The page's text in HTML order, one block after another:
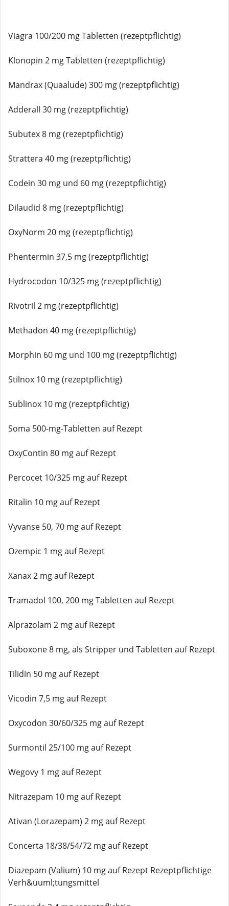
Viagra 100/200 mg Tabletten (rezeptpflichtig)
Klonopin 2 mg Tabletten (rezeptpflichtig)
Mandrax (Quaalude) 300 mg (rezeptpflichtig)
Adderall 30 mg (rezeptpflichtig)
Subutex 8 mg (rezeptpflichtig)
Strattera 40 mg (rezeptpflichtig)
Codein 30 mg und 60 mg (rezeptpflichtig)
Dilaudid 8 mg (rezeptpflichtig)
OxyNorm 20 mg (rezeptpflichtig)
Phentermin 37,5 mg (rezeptpflichtig)
Hydrocodon 10/325 mg (rezeptpflichtig)
Rivotril 2 mg (rezeptpflichtig)
Methadon 40 mg (rezeptpflichtig)
Morphin 60 mg und 100 mg (rezeptpflichtig)
Stilnox 10 mg (rezeptpflichtig)
Sublinox 10 mg (rezeptpflichtig)
Soma 500-mg-Tabletten auf Rezept
OxyContin 80 mg auf Rezept
Percocet 10/325 mg auf Rezept
Ritalin 10 mg auf Rezept
Vyvanse 50, 70 mg auf Rezept
Ozempic 1 mg auf Rezept
Xanax 2 mg auf Rezept
Tramadol 100, 200 mg Tabletten auf Rezept
Alprazolam 2 mg auf Rezept
Suboxone 8 mg, als Stripper und Tabletten auf Rezept
Tilidin 50 mg auf Rezept
Vicodin 7,5 mg auf Rezept
Oxycodon 30/60/325 mg auf Rezept
Surmontil 25/100 mg auf Rezept
Wegovy 1 mg auf Rezept
Nitrazepam 10 mg auf Rezept
Ativan (Lorazepam) 2 mg auf Rezept
Concerta 18/38/54/72 mg auf Rezept
Diazepam (Valium) 10 mg auf Rezept Rezeptpflichtige
Verh&uuml;tungsmittel